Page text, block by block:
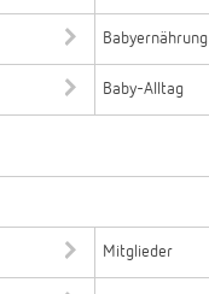
Babyernährung
Baby-Alltag
Mitglieder